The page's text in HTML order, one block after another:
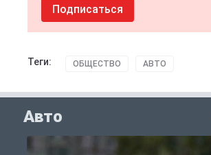
Подписаться
Теги: ОБЩЕСТВО АВТО
Авто